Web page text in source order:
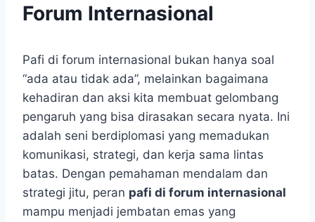
Forum Internasional
Pafi di forum internasional bukan hanya soal
“ada atau tidak ada”, melainkan bagaimana
kehadiran dan aksi kita membuat gelombang
pengaruh yang bisa dirasakan secara nyata. Ini
adalah seni berdiplomasi yang memadukan
komunikasi, strategi, dan kerja sama lintas
batas. Dengan pemahaman mendalam dan
strategi jitu, peran pafi di forum internasional
mampu menjadi jembatan emas yang